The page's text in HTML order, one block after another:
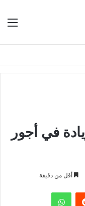
في أجور
أقل من دقيقة
واتساب